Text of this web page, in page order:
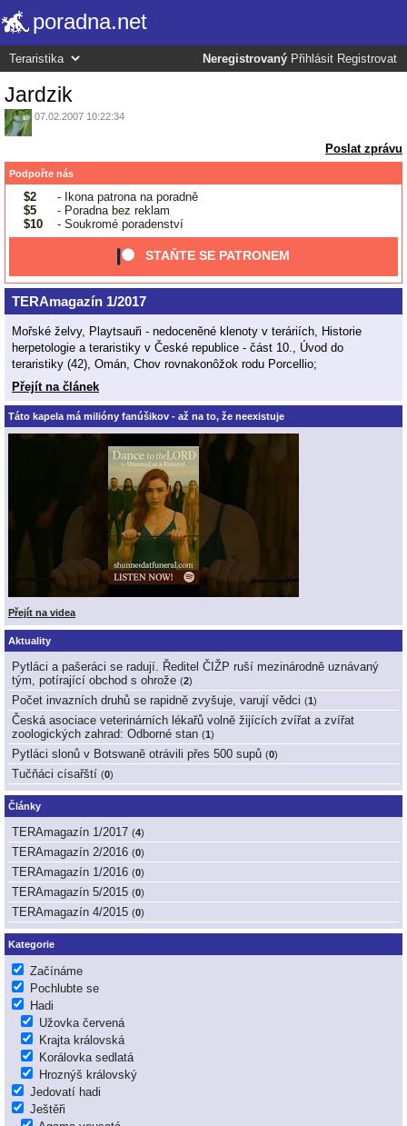
poradna.net
Neregistrovaný Přihlásit Registrovat
Jardzik
07.02.2007 10:22:34
Poslat zprávu
Podpořte nás
$2
- Ikona patrona na poradně
$5
- Poradna bez reklam
$10
- Soukromé poradenství
STAŇTE SE PATRONEM
TERAmagazín 1/2017
Mořské želvy, Playtsauři - nedoceněné klenoty v teráriích, Historie
herpetologie a teraristiky v České republice - část 10., Úvod do
teraristiky (42), Omán, Chov rovnakonôžok rodu Porcellio;
Přejít na článek
Táto kapela má milióny fanúšikov - až na to, že neexistuje
Přejít na videa
Aktuality
Pytláci a pašeráci se radují. Ředitel ČIŽP ruší mezinárodně uznávaný
tým, potírající obchod s ohrože (2)
Počet invazních druhů se rapidně zvyšuje, varují vědci (1)
Česká asociace veterinárních lékařů volně žijících zvířat a zvířat
zoologických zahrad: Odborné stan (1)
Pytláci slonů v Botswaně otrávili přes 500 supů (0)
Tučňáci císařští (0)
Články
TERAmagazín 1/2017 (4)
TERAmagazín 2/2016 (0)
TERAmagazín 1/2016 (0)
TERAmagazín 5/2015 (0)
TERAmagazín 4/2015 (0)
Kategorie
Začínáme
Pochlubte se
Hadi
Užovka červená
Krajta královská
Korálovka sedlatá
Hroznýš královský
Jedovatí hadi
Ještěři